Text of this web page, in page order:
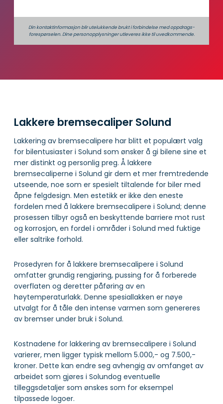
Din kontaktinformasjon blir utelukkende brukt i forbindelse med oppdrags­
forespørselen. Dine person­­opplysninger utleveres ikke til uvedkommende.
Lakkere bremsecaliper Solund
Lakkering av bremsecalipere har blitt et populært valg
for bilentusiaster i Solund som ønsker å gi bilene sine et
mer distinkt og personlig preg. Å lakkere
bremsecaliperne i Solund gir dem et mer fremtredende
utseende, noe som er spesielt tiltalende for biler med
åpne felgdesign. Men estetikk er ikke den eneste
fordelen med å lakkere bremsecalipere i Solund; denne
prosessen tilbyr også en beskyttende barriere mot rust
og korrosjon, en fordel i områder i Solund med fuktige
eller saltrike forhold.
Prosedyren for å lakkere bremsecalipere i Solund
omfatter grundig rengjøring, pussing for å forberede
overflaten og deretter påføring av en
høytemperaturlakk. Denne spesiallakken er nøye
utvalgt for å tåle den intense varmen som genereres
av bremser under bruk i Solund.
Kostnadene for lakkering av bremsecalipere i Solund
varierer, men ligger typisk mellom 5.000,- og 7.500,-
kroner. Dette kan endre seg avhengig av omfanget av
arbeidet som gjøres i Solundog eventuelle
tilleggsdetaljer som ønskes som for eksempel
tilpassede logoer.